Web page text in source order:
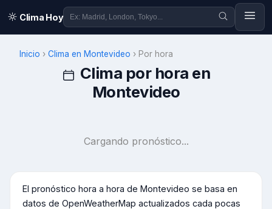
Clima Hoy
Inicio › Clima en Montevideo › Por hora
Clima por hora en
Montevideo
Cargando pronóstico...
El pronóstico hora a hora de Montevideo se basa en
datos de OpenWeatherMap actualizados cada pocas